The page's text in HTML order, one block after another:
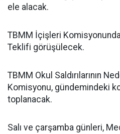
ele alacak.
TBMM İçişleri
Teklifi görüşülecek.
TBMM Okul Saldırılarının
Komisyonu, gündemindeki
toplanacak.
Salı ve çarşamba günleri,